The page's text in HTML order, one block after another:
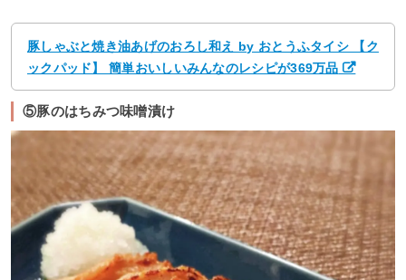
豚しゃぶと焼き油あげのおろし和え by おとうふタイシ 【ク
ックパッド】 簡単おいしいみんなのレシピが369万品
⑤豚のはちみつ味噌漬け